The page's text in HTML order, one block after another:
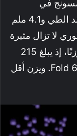
في
النحافة، حيث يبلغ سمكه 8.8 ملم عند الطي و4.1 ملم
لا تزال مثيرة
للإعجاب. كما أن وزن Fold 7 أخف وزنًا، إذ يبلغ 215
جرامًا، أي أقل بمقدار 24 جرامًا عن Fold 6. ويزن أقل